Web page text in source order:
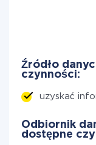
Źródło
czynności:
uzyskać
Odbiornik
dostępne